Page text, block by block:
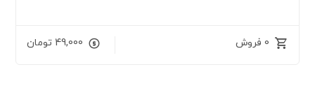
0 فروش 49,000 تومان